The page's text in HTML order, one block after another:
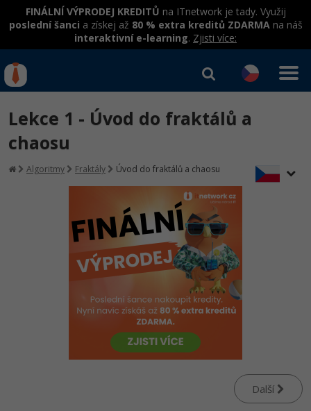
FINÁLNÍ VÝPRODEJ KREDITŮ na ITnetwork je tady. Využij
poslední šanci a získej až 80 % extra kreditů ZDARMAna náš
interaktivní e-learning. Zjisti více:
hrazené úřadem práce
Workshopy zdarma
Umělá inteligence v praxi
Datová analýza v praxi
Základy programování
Objektové programování - OOP
Umělá inteligence
HTML5, CSS3, Bootstrap, SEO
Školení dle technologií
C# .NET
Java
Kurzy IT profesí
Junior programátor
Programátor WWW aplikací
Senior programátor
Vývojář mobilních aplikací
Specialista na AI a bigdata
Jak začít?
Java -80%
-80%
-80%
Přihlásit se | Registrovat
Lekce 1 - Úvod do fraktálů a
chaosu
Algoritmy Fraktály Úvod do fraktálů a chaosu
Další